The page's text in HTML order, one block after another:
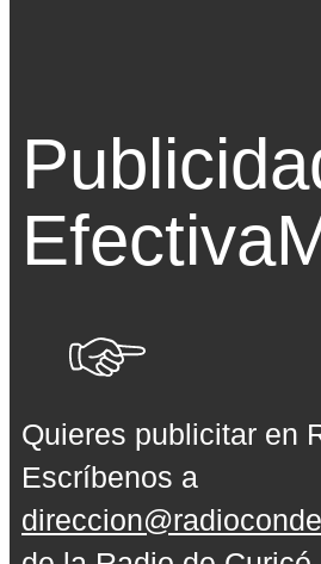
Efectiva
Quieres publicitar en
Escríbenos a